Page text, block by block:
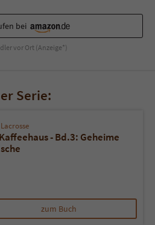
bei
vor Ort (Anzeige*)
Serie:
- Bd.3: Geheime
zum Buch